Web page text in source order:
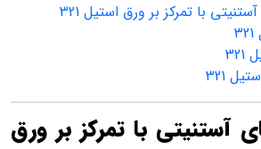
با تمرکز بر ورق استیل 321
321
آستنیتی با تمرکز بر ورق